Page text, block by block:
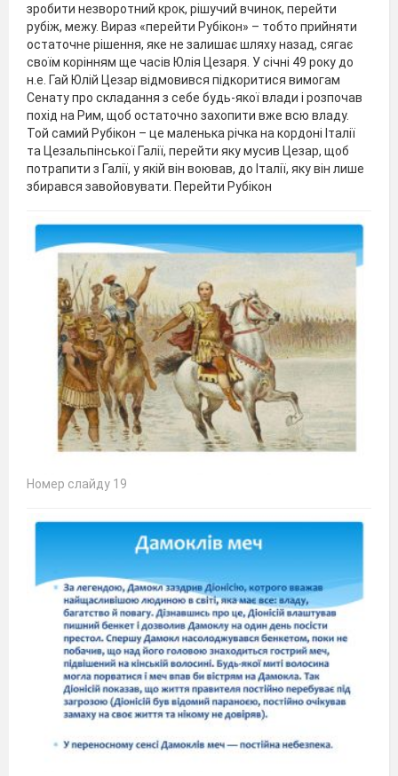
зробити незворотний крок, рішучий вчинок, перейти
рубіж, межу. Вираз «перейти Рубікон» – тобто прийняти
остаточне рішення, яке не залишає шляху назад, сягає
своїм корінням ще часів Юлія Цезаря. У січні 49 року до
н.е. Гай Юлій Цезар відмовився підкоритися вимогам
Сенату про складання з себе будь-якої влади і розпочав
похід на Рим, щоб остаточно захопити вже всю владу.
Той самий Рубікон – це маленька річка на кордоні Італії
та Цезальпінської Галії, перейти яку мусив Цезар, щоб
потрапити з Галії, у якій він воював, до Італії, яку він лише
збирався завойовувати. Перейти Рубікон
Номер слайду 19